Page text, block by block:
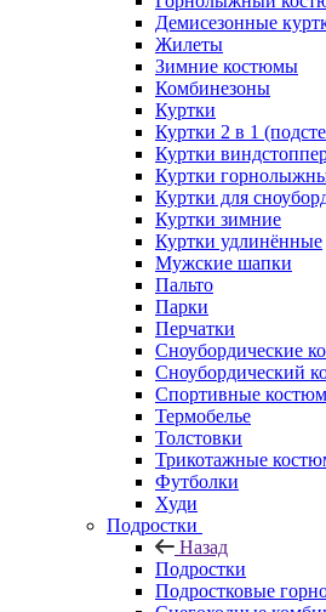
Демисезонные
Жилеты
Зимние костюмы
Комбинезоны
Куртки
Куртки 2 в 1
Куртки
Куртки
Куртки для
Куртки зимние
Куртки удлинённые
Мужские шапки
Пальто
Парки
Перчатки
Сноубордические
Сноубордический
Спортивные
Термобелье
Толстовки
Трикотажные
Футболки
Худи
Подростки
Назад
Подростки
Подростковые